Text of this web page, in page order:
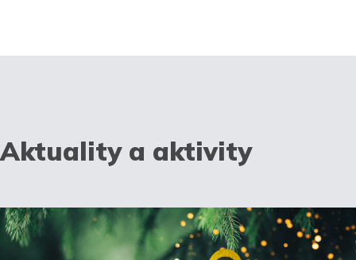
Aktuality a aktivity